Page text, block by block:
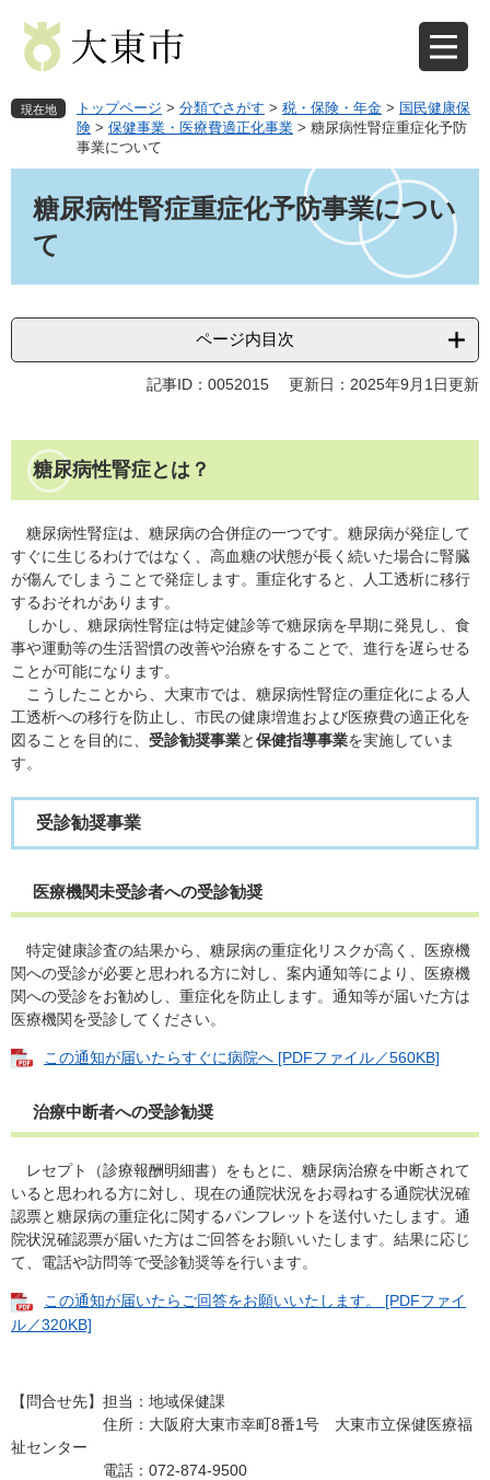
先
す
を
し
現在地 トップページ > 分類でさがす > 税・保険・年金 > 国民健康保
険 > 保健事業・医療費適正化事業 > 糖尿病性腎症重症化予防
事業について
糖尿病性腎症重症化予防事業につい
て
ページ内目次
記事ID：0052015 更新日：2025年9月1日更新
糖尿病性腎症とは？
糖尿病性腎症は、糖尿病の合併症の一つです。糖尿病が発症して
すぐに生じるわけではなく、高血糖の状態が長く続いた場合に腎臓
が傷んでしまうことで発症します。重症化すると、人工透析に移行
するおそれがあります。
しかし、糖尿病性腎症は特定健診等で糖尿病を早期に発見し、食
事や運動等の生活習慣の改善や治療をすることで、進行を遅らせる
ことが可能になります。
こうしたことから、大東市では、糖尿病性腎症の重症化による人
工透析への移行を防止し、市民の健康増進および医療費の適正化を
図ることを目的に、 受診勧奨事業と保健指導事業を実施していま
す。
受診勧奨事業
医療機関未受診者への受診勧奨
特定健康診査の結果から、糖尿病の重症化リスクが高く、医療機
関への受診が必要と思われる方に対し、案内通知等により、医療機
関への受診をお勧めし、重症化を防止します。通知等が届いた方は
医療機関を受診してください。
この通知が届いたらすぐに病院へ [PDFファイル／560KB]
治療中断者への受診勧奨
レセプト（診療報酬明細書）をもとに、糖尿病治療を中断されて
いると思われる方に対し、現在の通院状況をお尋ねする通院状況確
認票と糖尿病の重症化に関するパンフレットを送付いたします。通
院状況確認票が届いた方はご回答をお願いいたします。結果に応じ
て、電話や訪問等で受診勧奨等を行います。
この通知が届いたらご回答をお願いいたします。 [PDFファイ
ル／320KB]
【問合せ先】担当：地域保健課
住所：大阪府大東市幸町8番1号 大東市立保健医療福
祉センター
電話：072-874-9500